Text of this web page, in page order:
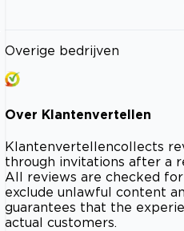
Overige bedrijven
Over Klantenvertellen
Klantenvertellencollects
through invitations after a
All reviews are checked
exclude unlawful content
guarantees that the
actual customers.